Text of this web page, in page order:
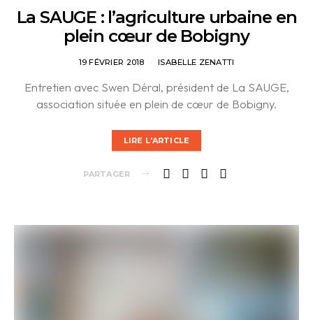
La SAUGE : l’agriculture urbaine en
plein cœur de Bobigny
19 FÉVRIER 2018 ISABELLE ZENATTI
Entretien avec Swen Déral, président de La SAUGE,
association située en plein de cœur de Bobigny.
LIRE L'ARTICLE
PARTAGER